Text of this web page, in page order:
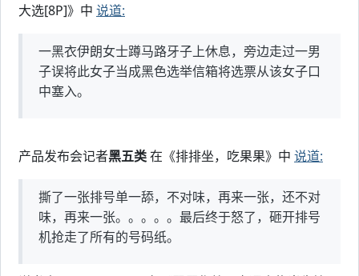
大选[8P]》中 说道:
一黑衣伊朗女士蹲马路牙子上休息，旁边走过一男
子误将此女子当成黑色选举信箱将选票从该女子口
中塞入。
产品发布会记者黑五类在《排排坐，吃果果》中 说道:
撕了一张排号单一舔，不对味，再来一张，还不对
味，再来一张。。。。。最后终于怒了，砸开排号
机抢走了所有的号码纸。